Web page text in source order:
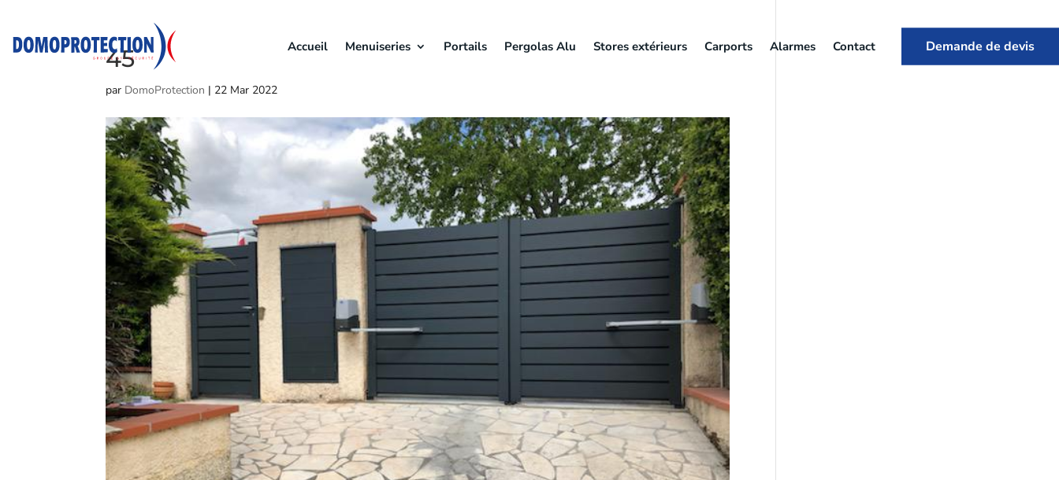
Accueil Menuiseries Portails Pergolas Alu Stores extérieurs Carports Alarmes Contact Demande de devis
45
par DomoProtection | 22 Mar 2022